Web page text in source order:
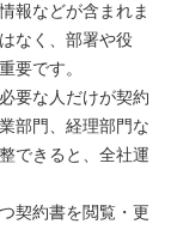
報などが含まれま
なく、部署や役
要です。
要な人だけが契約
部門、経理部門な
できると、全社運
契約書を閲覧・更